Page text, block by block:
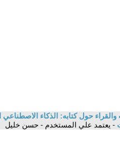
حول كتابه: الذكاء الاصطناعي
- يعتمد علي المستخدم - حسن خليل